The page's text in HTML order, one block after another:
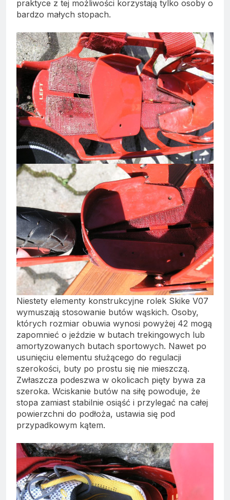
praktyce z tej możliwości korzystają tylko osoby o
bardzo małych stopach.
Niestety elementy konstrukcyjne rolek Skike V07
wymuszają stosowanie butów wąskich. Osoby,
których rozmiar obuwia wynosi powyżej 42 mogą
zapomnieć o jeździe w butach trekingowych lub
amortyzowanych butach sportowych. Nawet po
usunięciu elementu służącego do regulacji
szerokości, buty po prostu się nie mieszczą.
Zwłaszcza podeszwa w okolicach pięty bywa za
szeroka. Wciskanie butów na siłę powoduje, że
stopa zamiast stabilnie osiąść i przylegać na całej
powierzchni do podłoża, ustawia się pod
przypadkowym kątem.